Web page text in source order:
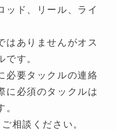
ッド、リール、ライ
はありませんがオス
です。
必要タックルの連絡
に必須のタックルは
相談ください。